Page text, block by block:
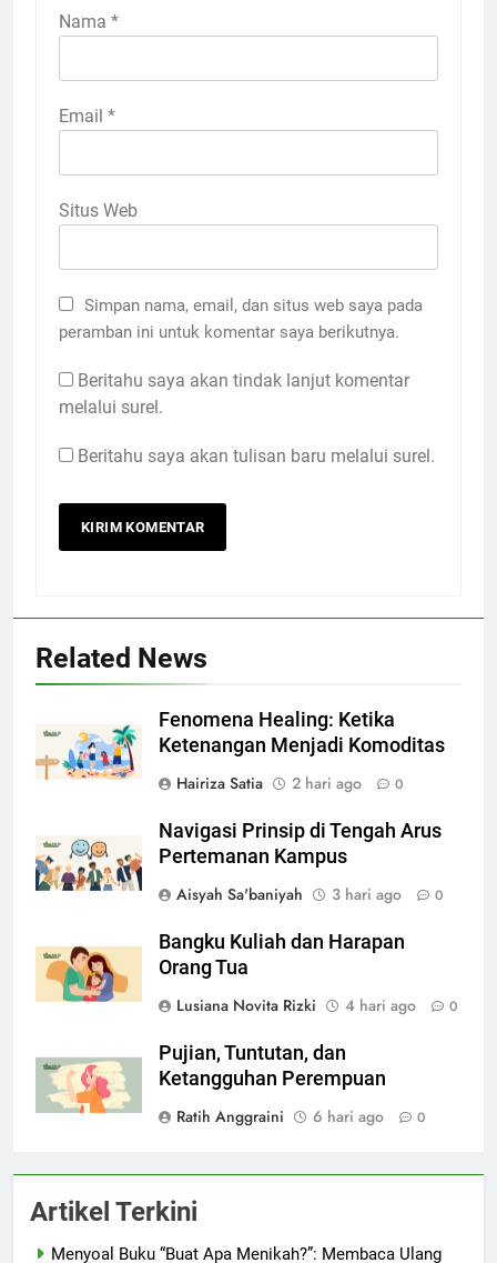
Nama *
Email *
Situs Web
Simpan nama, email, dan situs web saya pada
peramban ini untuk komentar saya berikutnya.
Beritahu saya akan tindak lanjut komentar
melalui surel.
Beritahu saya akan tulisan baru melalui surel.
Related News
Fenomena Healing: Ketika
Ketenangan Menjadi Komoditas
Hairiza Satia
2 hari ago 0
Navigasi Prinsip di Tengah Arus
Pertemanan Kampus
Aisyah Sa'baniyah
3 hari ago 0
Bangku Kuliah dan Harapan
Orang Tua
Lusiana Novita Rizki
4 hari ago 0
Pujian, Tuntutan, dan
Ketangguhan Perempuan
Ratih Anggraini
6 hari ago 0
Artikel Terkini
Menyoal Buku “Buat Apa Menikah?”: Membaca Ulang